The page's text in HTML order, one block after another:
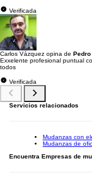
Verificada
Carlos Vázquez opina de Pedro
Exxelente profesional puntual
todos
Verificada
Servicios relacionados
Mudanzas con
Mudanzas de
Encuentra Empresas de